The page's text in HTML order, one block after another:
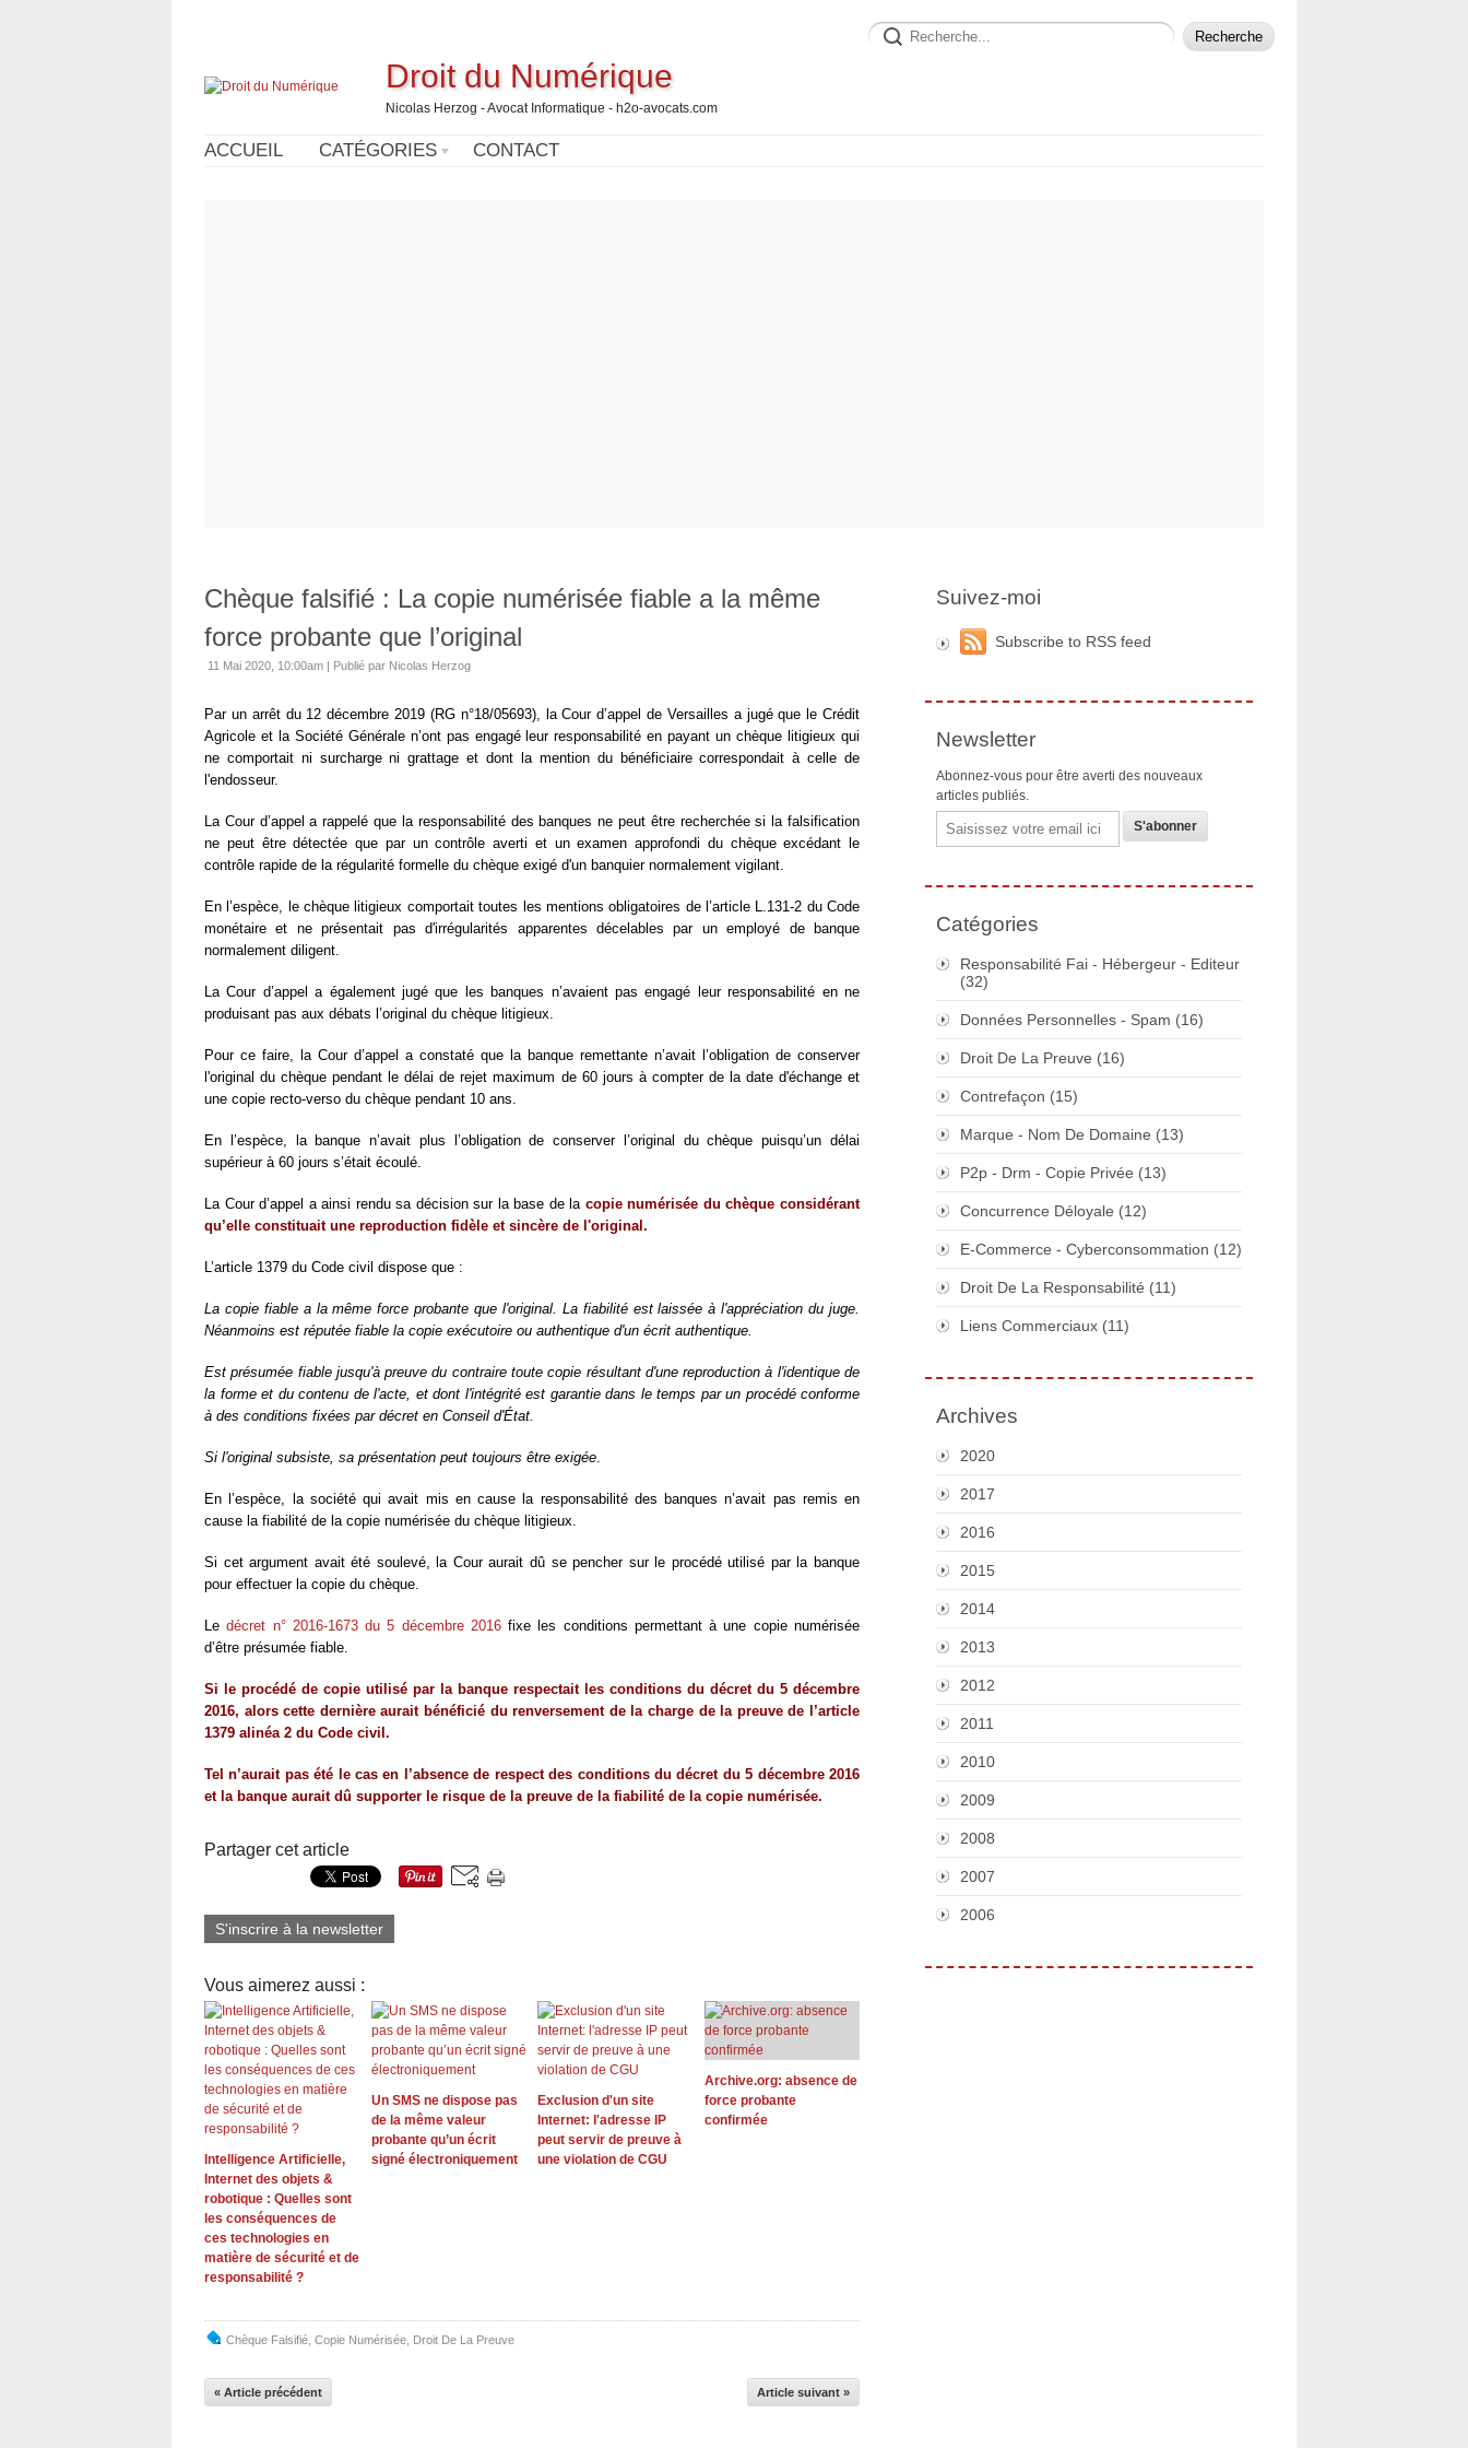
Droit du Numérique
Nicolas Herzog - Avocat Informatique - h2o-avocats.com
ACCUEIL CATÉGORIES CONTACT
Chèque falsifié : La copie numérisée fiable a la même
force probante que l’original
11 Mai 2020, 10:00am | Publié par Nicolas Herzog
Par un arrêt du 12 décembre 2019 (RG n°18/05693), la Cour d’appel de Versailles a jugé que le Crédit
Agricole et la Société Générale n’ont pas engagé leur responsabilité en payant un chèque litigieux qui
ne comportait ni surcharge ni grattage et dont la mention du bénéficiaire correspondait à celle de
l'endosseur.
La Cour d’appel a rappelé que la responsabilité des banques ne peut être recherchée si la falsification
ne peut être détectée que par un contrôle averti et un examen approfondi du chèque excédant le
contrôle rapide de la régularité formelle du chèque exigé d'un banquier normalement vigilant.
En l’espèce, le chèque litigieux comportait toutes les mentions obligatoires de l’article L.131-2 du Code
monétaire et ne présentait pas d'irrégularités apparentes décelables par un employé de banque
normalement diligent.
La Cour d’appel a également jugé que les banques n’avaient pas engagé leur responsabilité en ne
produisant pas aux débats l’original du chèque litigieux.
Pour ce faire, la Cour d’appel a constaté que la banque remettante n’avait l’obligation de conserver
l'original du chèque pendant le délai de rejet maximum de 60 jours à compter de la date d'échange et
une copie recto-verso du chèque pendant 10 ans.
En l’espèce, la banque n’avait plus l’obligation de conserver l’original du chèque puisqu’un délai
supérieur à 60 jours s’était écoulé.
La Cour d’appel a ainsi rendu sa décision sur la base de la copie numérisée du chèque considérant
qu’elle constituait une reproduction fidèle et sincère de l'original.
L’article 1379 du Code civil dispose que :
La copie fiable a la même force probante que l'original. La fiabilité est laissée à l'appréciation du juge.
Néanmoins est réputée fiable la copie exécutoire ou authentique d'un écrit authentique.
Est présumée fiable jusqu'à preuve du contraire toute copie résultant d'une reproduction à l'identique de
la forme et du contenu de l'acte, et dont l'intégrité est garantie dans le temps par un procédé conforme
à des conditions fixées par décret en Conseil d'État.
Si l'original subsiste, sa présentation peut toujours être exigée.
En l’espèce, la société qui avait mis en cause la responsabilité des banques n’avait pas remis en
cause la fiabilité de la copie numérisée du chèque litigieux.
Si cet argument avait été soulevé, la Cour aurait dû se pencher sur le procédé utilisé par la banque
pour effectuer la copie du chèque.
Ledécret n° 2016-1673 du 5 décembre 2016fixe les conditions permettant à une copie numérisée
d’être présumée fiable.
Si le procédé de copie utilisé par la banque respectait les conditions du décret du 5 décembre
2016, alors cette dernière aurait bénéficié du renversement de la charge de la preuve de l’article
1379 alinéa 2 du Code civil.
Tel n’aurait pas été le cas en l’absence de respect des conditions du décret du 5 décembre 2016
et la banque aurait dû supporter le risque de la preuve de la fiabilité de la copie numérisée.
Partager cet article
S'inscrire à la newsletter
Vous aimerez aussi :
Intelligence Artificielle,
Internet des objets &
robotique : Quelles sont
les conséquences de
ces technologies en
matière de sécurité et de
responsabilité ?
Un SMS ne dispose pas
de la même valeur
probante qu’un écrit
signé électroniquement
Exclusion d'un site
Internet: l'adresse IP
peut servir de preuve à
une violation de CGU
Archive.org: absence de
force probante
confirmée
Chèque Falsifié Copie Numérisée Droit De La Preuve
« Article précédent Article suivant »
Suivez-moi
Subscribe to RSS feed
Newsletter
Abonnez-vous pour être averti des nouveaux
articles publiés.
Email
Catégories
Responsabilité Fai - Hébergeur - Editeur
(32)
Données Personnelles - Spam (16)
Droit De La Preuve (16)
Contrefaçon (15)
Marque - Nom De Domaine (13)
P2p - Drm - Copie Privée (13)
Concurrence Déloyale (12)
E-Commerce - Cyberconsommation (12)
Droit De La Responsabilité (11)
Liens Commerciaux (11)
Archives
2020
2017
2016
2015
2014
2013
2012
2011
2010
2009
2008
2007
2006